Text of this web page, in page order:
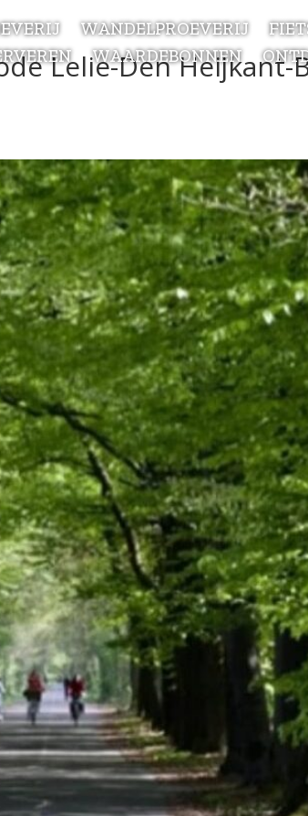
WANDELPROEVERIJ
WAARDEBONNEN
Lelie-Den Heijkant-